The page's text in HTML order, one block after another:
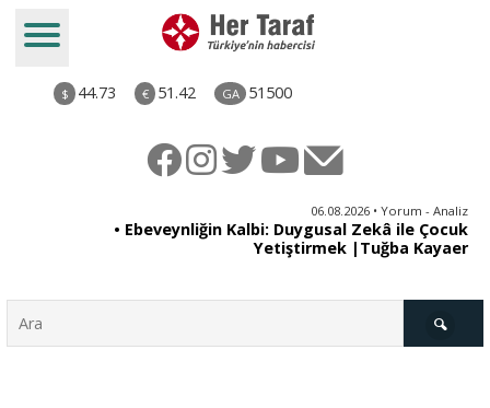
$ 44.73 € 51.42 GA 51500
06.08.2026 • Yorum - Analiz
• Ebeveynliğin Kalbi: Duygusal Zekâ ile Çocuk
Yetiştirmek |Tuğba Kayaer